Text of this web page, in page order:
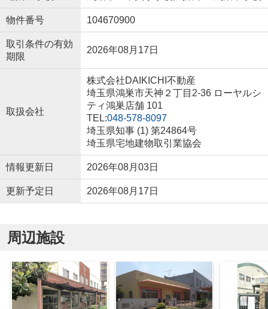
物件番号 104670900
取引条件の有効
期限
2026年08月17日
取扱会社
株式会社DAIKICHI不動産
埼玉県鴻巣市天神２丁目2-36 ローヤルシ
ティ鴻巣店舗 101
TEL:048-578-8097
埼玉県知事 (1) 第24864号
埼玉県宅地建物取引業協会
情報更新日 2026年08月03日
更新予定日 2026年08月17日
周辺施設